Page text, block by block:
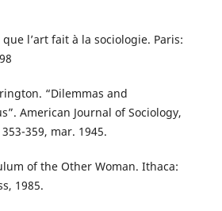
l’art fait à la sociologie. Paris:
“Dilemmas and
American Journal of Sociology,
359, mar. 1945.
of the Other Woman. Ithaca:
1985.